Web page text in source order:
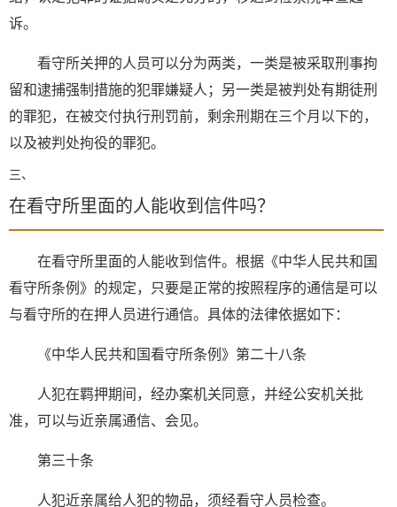
诉。
看守所关押的人员可以分为两类，一类是被采取刑事拘
留和逮捕强制措施的犯罪嫌疑人；另一类是被判处有期徒刑
的罪犯，在被交付执行刑罚前，剩余刑期在三个月以下的，
以及被判处拘役的罪犯。
三、
在看守所里面的人能收到信件吗？
在看守所里面的人能收到信件。根据《中华人民共和国
看守所条例》的规定，只要是正常的按照程序的通信是可以
与看守所的在押人员进行通信。具体的法律依据如下：
《中华人民共和国看守所条例》第二十八条
人犯在羁押期间，经办案机关同意，并经公安机关批
准，可以与近亲属通信、会见。
第三十条
人犯近亲属给人犯的物品，须经看守人员检查。